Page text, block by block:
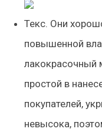
Текс. Они
повышенной
лакокрасочный
простой в
покупателей,
невысока,